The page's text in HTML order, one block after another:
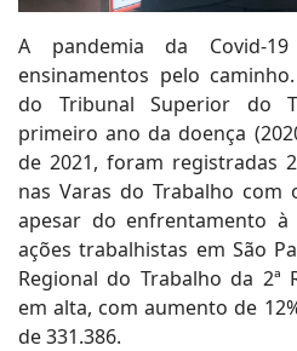
A pandemia da Covid-
ensinamentos pelo
do Tribunal Superior do
primeiro ano da doença
de 2021, foram registradas
nas Varas do Trabalho com
apesar do enfrentamento à
ações trabalhistas em São
Regional do Trabalho da 2ª
em alta, com aumento de
de 331.386.